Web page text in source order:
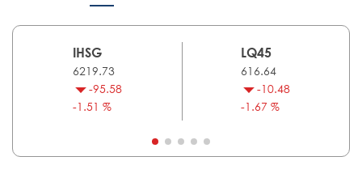
IHSG
6219.73
-95.58
-1.51 %
LQ45
616.64
-10.48
-1.67 %